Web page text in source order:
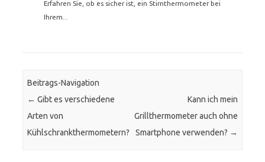
Erfahren Sie, ob es sicher ist, ein Stirnthermometer bei
Ihrem...
Beitrags-Navigation
← Gibt es verschiedene
Arten von
Kühlschrankthermometern?
Kann ich mein
Grillthermometer auch ohne
Smartphone verwenden? →